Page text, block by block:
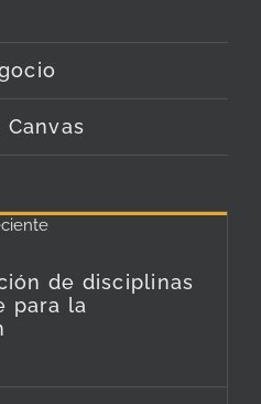
de disciplinas
para la